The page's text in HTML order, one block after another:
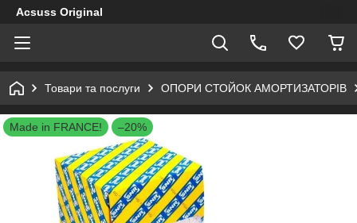
Acsuss Original
Товари та послуги ОПОРИ СТОЙОК АМОРТИЗАТОРІВ
Made in FRANCE! –20%